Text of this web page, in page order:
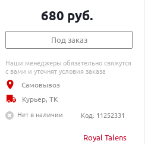
Royal Talens
680 руб.
Под заказ
Наши менеджеры обязательно свяжутся
с вами и уточнят условия заказа
Самовывоз
Курьер, ТК
Нет в наличии
Код: 11252331